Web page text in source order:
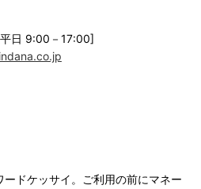
日 9:00－17:00]
ードケッサイ。ご利用の前にマネー